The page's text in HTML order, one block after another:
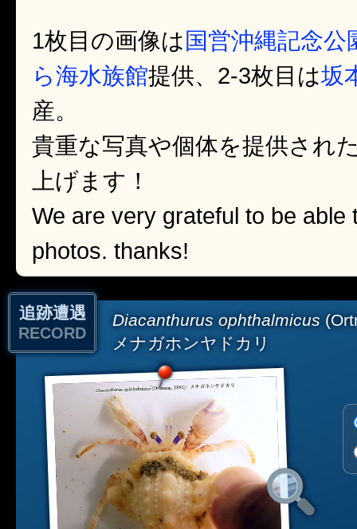
1枚目の画像は国営沖縄記念公
ら海水族館提供、2-3枚目は坂
産。
貴重な写真や個体を提供され
上げます！
We are very grateful to be able
photos. thanks!
追跡遭遇
RECORD
Diacanthurus ophthalmicus
メナガホンヤドカリ